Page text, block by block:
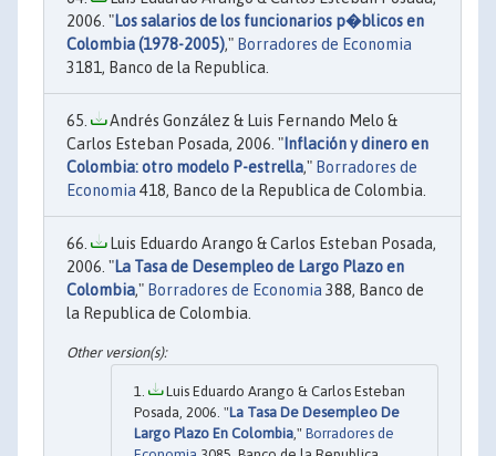
2006. "Los salarios de los funcionarios p�blicos en
Colombia (1978-2005)," Borradores de Economia
3181, Banco de la Republica.
Andrés González & Luis Fernando Melo &
Carlos Esteban Posada, 2006. " Inflación y dinero en
Colombia: otro modelo P-estrella," Borradores de
Economia 418, Banco de la Republica de Colombia.
Luis Eduardo Arango & Carlos Esteban Posada,
2006. "La Tasa de Desempleo de Largo Plazo en
Colombia," Borradores de Economia 388, Banco de
la Republica de Colombia.
Luis Eduardo Arango & Carlos Esteban
Posada, 2006. "La Tasa De Desempleo De
Largo Plazo En Colombia," Borradores de